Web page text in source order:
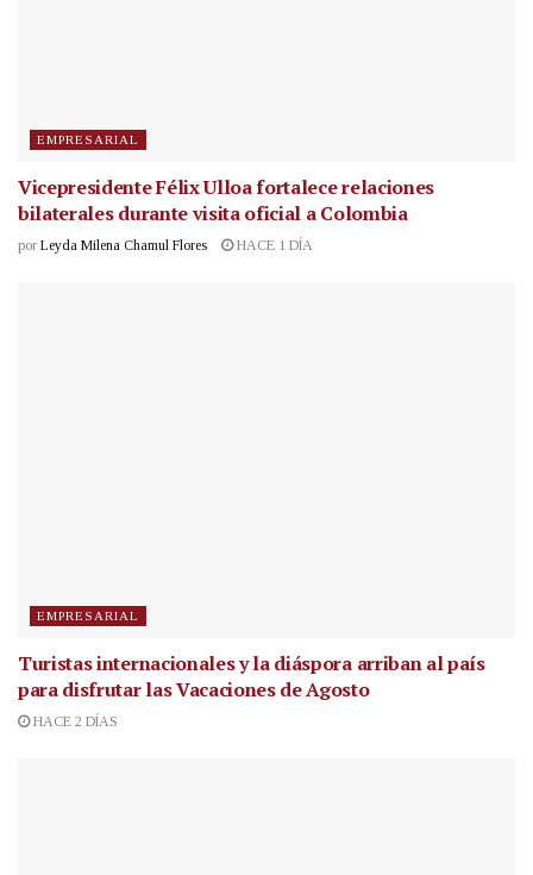
EMPRESARIAL
Vicepresidente Félix Ulloa fortalece relaciones
bilaterales durante visita oficial a Colombia
por Leyda Milena Chamul Flores HACE 1 DÍA
EMPRESARIAL
Turistas internacionales y la diáspora arriban al país
para disfrutar las Vacaciones de Agosto
HACE 2 DÍAS